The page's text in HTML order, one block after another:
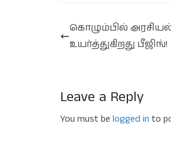
கொழும்பில் அரசியல்
உயர்த்துகிறது பீஜிங்!
Leave a Reply
You must be logged in to